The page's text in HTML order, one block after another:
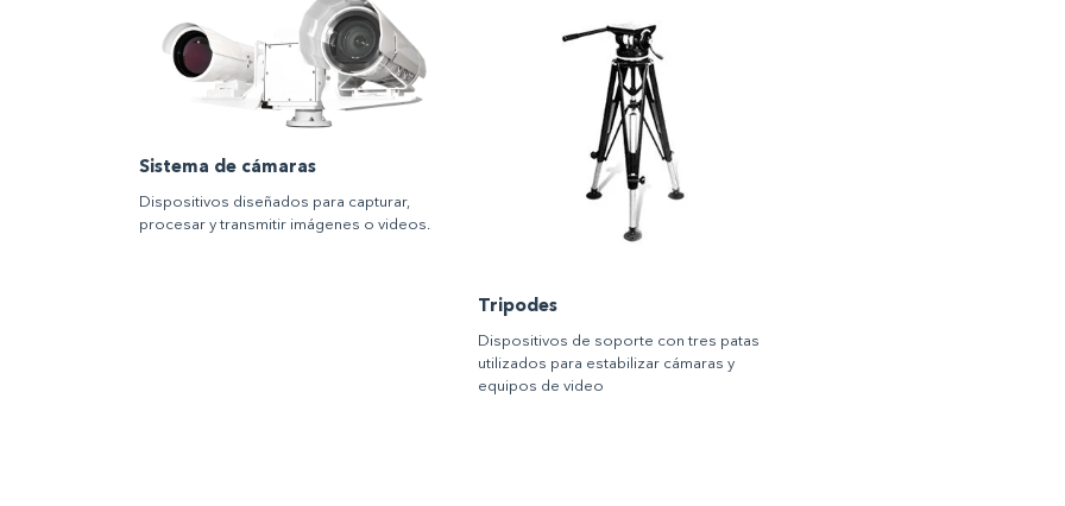
Sistema de cámaras
Dispositivos diseñados para capturar,
procesar y transmitir imágenes o videos.
Tripodes
Dispositivos de soporte con tres patas
utilizados para estabilizar cámaras y
equipos de video